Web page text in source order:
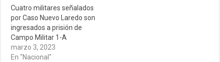
Cuatro militares señalados
por Caso Nuevo Laredo son
ingresados a prisión de
Campo Militar 1-A
marzo 3, 2023
En "Nacional"